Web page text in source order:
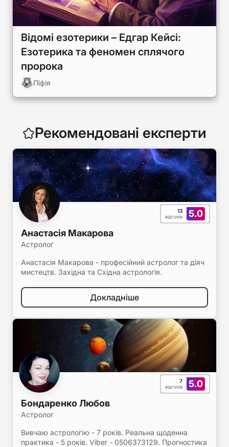
Відомі езотерики – Едгар Кейсі:
Езотерика та феномен сплячого
пророка
Піфія
Рекомендовані експерти
5.0
13
відгуків
Анастасія Макарова
Астролог
Анастасія Макарова - професійний астролог та діяч
мистецтв. Західна та Східна астрологія.
Докладніше
5.0
7
відгуків
Бондаренко Любов
Астролог
Вивчаю астрологію - 7 років. Реальна щоденна
практика - 5 років. Viber - 0506373129. Прогностика